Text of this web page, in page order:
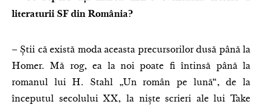
literaturii SF din România?
– Știi că există moda aceasta precursorilor dusă până la
Homer. Mă rog, ea la noi poate fi întinsă până la
romanul lui H. Stahl „Un român pe lună“, de la
începutul secolului XX, la niște scrieri ale lui Take